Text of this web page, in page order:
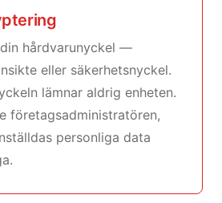
hårdvarunyckel —
eller säkerhetsnyckel.
lämnar aldrig enheten.
företagsadministratören,
personliga data